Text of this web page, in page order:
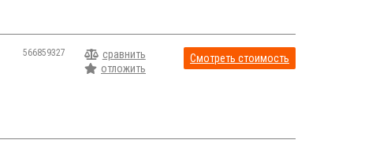
566859327
сравнить
отложить
Смотреть стоимость